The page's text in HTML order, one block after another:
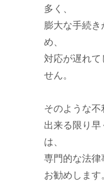
多く、
膨大な手続
め、
対応が遅れて
せん。
そのような不
出来る限り早
は、
専門的な法律
お勧めします